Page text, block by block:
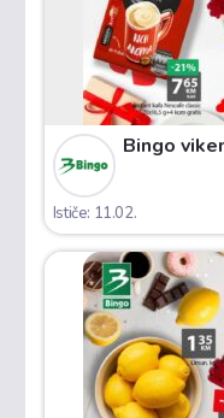
Bingo
Ističe: 11.02.